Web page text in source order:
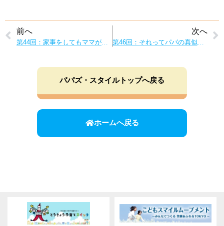
前へ
第44回：家事をしてもママが喜んでくれないのはなぜ？”主体的家事”で家族みんなが幸せに！
次へ
第46回：それってパパの真似かも！？子供の「お手本」になろう
パパズ・スタイルトップへ戻る
ホームへ戻る